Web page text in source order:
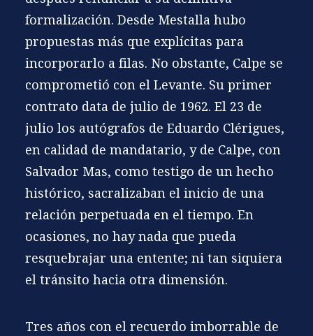
formalización. Desde Mestalla hubo
propuestas más que explícitas para
incorporarlo a filas. No obstante, Calpe se
comprometió con el Levante. Su primer
contrato data de julio de 1962. El 23 de
julio los autógrafos de Eduardo Clérigues,
en calidad de mandatario, y de Calpe, con
Salvador Mas, como testigo de un hecho
histórico, sacralizaban el inicio de una
relación perpetuada en el tiempo. En
ocasiones, no hay nada que pueda
resquebrajar una entente; ni tan siquiera
el tránsito hacia otra dimensión.
Tres años con el recuerdo imborrable de